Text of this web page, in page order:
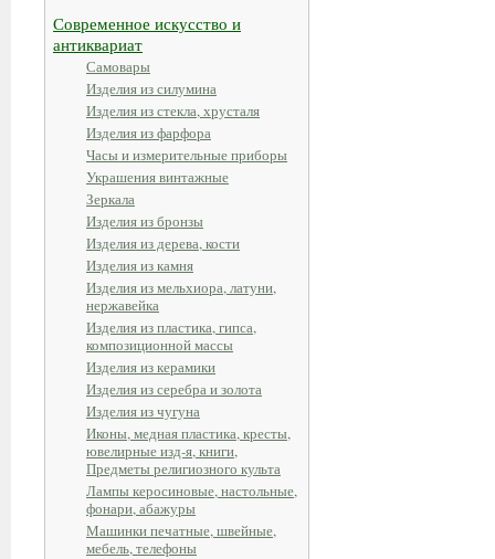
Современное искусство и
антиквариат
Самовары
Изделия из силумина
Изделия из стекла, хрусталя
Изделия из фарфора
Часы и измерительные приборы
Украшения винтажные
Зеркала
Изделия из бронзы
Изделия из дерева, кости
Изделия из камня
Изделия из мельхиора, латуни,
нержавейка
Изделия из пластика, гипса,
композиционной массы
Изделия из керамики
Изделия из серебра и золота
Изделия из чугуна
Иконы, медная пластика, кресты,
ювелирные изд-я, книги,
Предметы религиозного культа
Лампы керосиновые, настольные,
фонари, абажуры
Машинки печатные, швейные,
мебель, телефоны